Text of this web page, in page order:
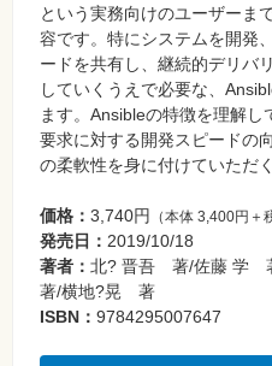
という実務向けのユーザーま
容です。特にシステムを開発
ードを共有し、継続的デリバ
していくうえで必要な、
ます。Ansibleの特徴を理解
要求に対する開発スピードの
の柔軟性を身に付けていただ
価格： 3,740円 （本体 3,400円＋
発売日： 2019/10/18
著者： 北? 晋吾 著/佐藤 学
著/横地?晃 著
ISBN： 9784295007647